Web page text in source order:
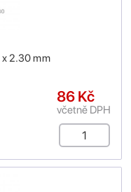
2.30 mm
86 Kč
včetně DPH